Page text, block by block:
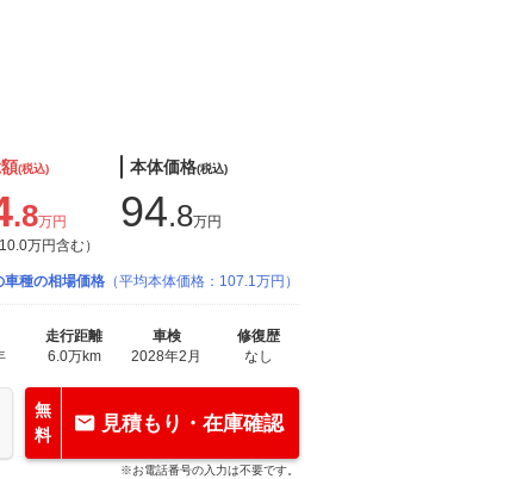
(税込)
.8万円
万円含む）
本体価格(税込)
94.8万円
車種の相場価格 （平均本体価格：107.1万円）
走行距離
6.0万km
車検
2028年2月
修復歴
なし
無
料
見積もり・在庫確認
※お電話番号の入力は不要です。